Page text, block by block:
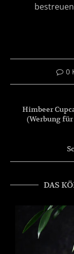
0
Himbeer
(Werbung
DAS